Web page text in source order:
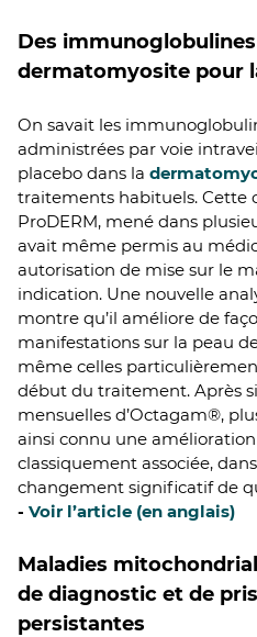
Des
dermatomyosite pour
On savait les
administrées par voie
placebo dans la
traitements habituels. Cette
ProDERM, mené dans
avait même permis au
autorisation de mise sur le
indication. Une nouvelle
montre qu’il améliore de
manifestations sur la peau
même celles
début du traitement. Après
mensuelles d’Octagam®,
ainsi connu une
classiquement associée,
changement significatif de
- Voir l’article (en anglais)
Maladies
de diagnostic et de
persistantes